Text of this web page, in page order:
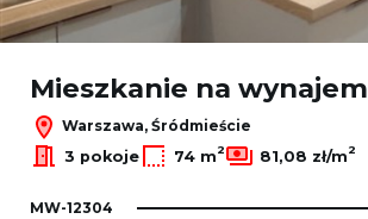
Mieszkanie na wynajem
Warszawa, Śródmieście
3 pokoje
74 m2 81,08 zł/m2
MW-12304